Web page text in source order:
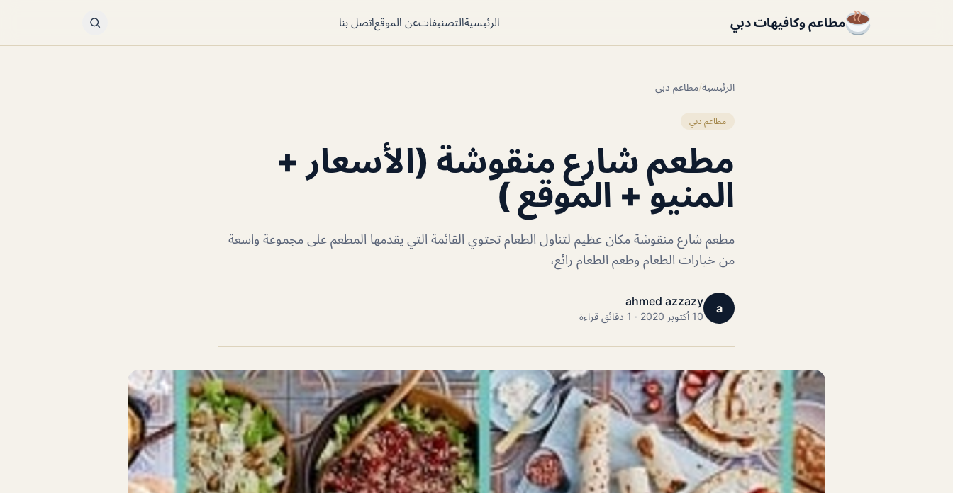
مطاعم وكافيهات دبي الرئيسيةالتصنيفاتعن الموقعاتصل بنا
الرئيسية/مطاعم دبي
مطاعم دبي
مطعم شارع منقوشة (الأسعار +
المنيو + الموقع )
مطعم شارع منقوشة مكان عظيم لتناول الطعام تحتوي القائمة التي يقدمها المطعم على مجموعة واسعة
من خيارات الطعام وطعم الطعام رائع،
a
ahmed azzazy
10 أكتوبر 2020 · 1 دقائق قراءة